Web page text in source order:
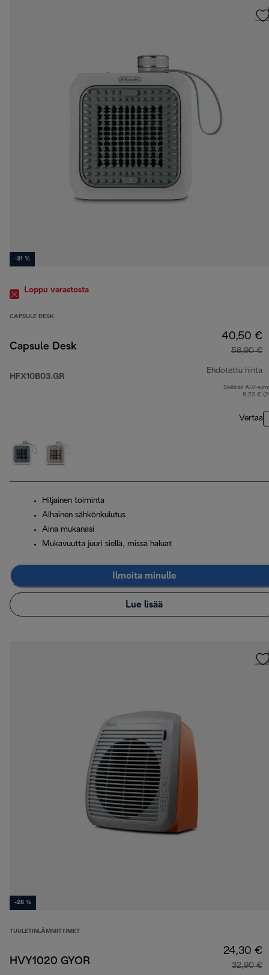
-31 %
Loppu varastosta
CAPSULE DESK
Capsule Desk
HFX10B03.GR
40,50 €
58,90 €
Ehdotettu hinta
Sisältää ALV-
8,23 €
Vertaa
Hiljainen toiminta
Alhainen sähkönkulutus
Aina mukanasi
Mukavuutta juuri siellä, missä haluat
Ilmoita minulle
Lue lisää
-26 %
TUULETINLÄMMITTIMET
HVY1020 GYOR
24,30 €
32,90 €